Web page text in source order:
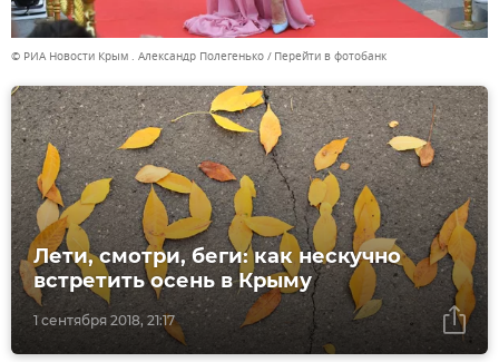
© РИА Новости Крым . Александр Полегенько Перейти в фотобанк
1 сентября 2018, 21:17
Лети, смотри, беги: как нескучно
встретить осень в Крыму